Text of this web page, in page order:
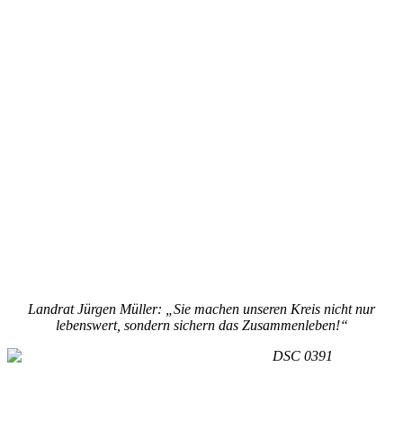
Landrat Jürgen Müller: „Sie machen unseren Kreis nicht nur
lebenswert, sondern sichern das Zusammenleben!“